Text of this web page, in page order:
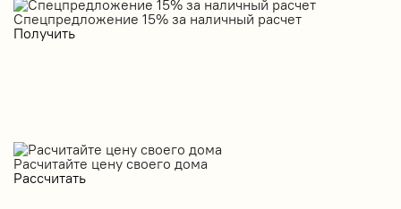
Спецпредложение 15% за наличный расчет
Получить
Расчитайте цену своего дома
Рассчитать